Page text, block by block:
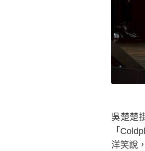
吳楚楚
「
洋笑說